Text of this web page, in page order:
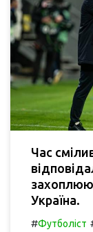
Час
Україна.
#Футболіст